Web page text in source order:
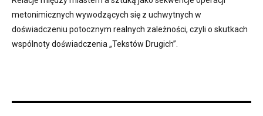
metonimicznych wywodzących się z uchwytnych w
doświadczeniu potocznym realnych zależności, czyli o skutkach
wspólnoty doświadczenia „Tekstów Drugich”.